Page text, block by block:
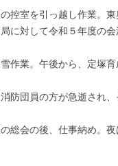
控室を引っ越し作業。東
に対して令和５年度の会
作業。午後から、定塚育
防団員の方が急逝され、
総会の後、仕事納め。